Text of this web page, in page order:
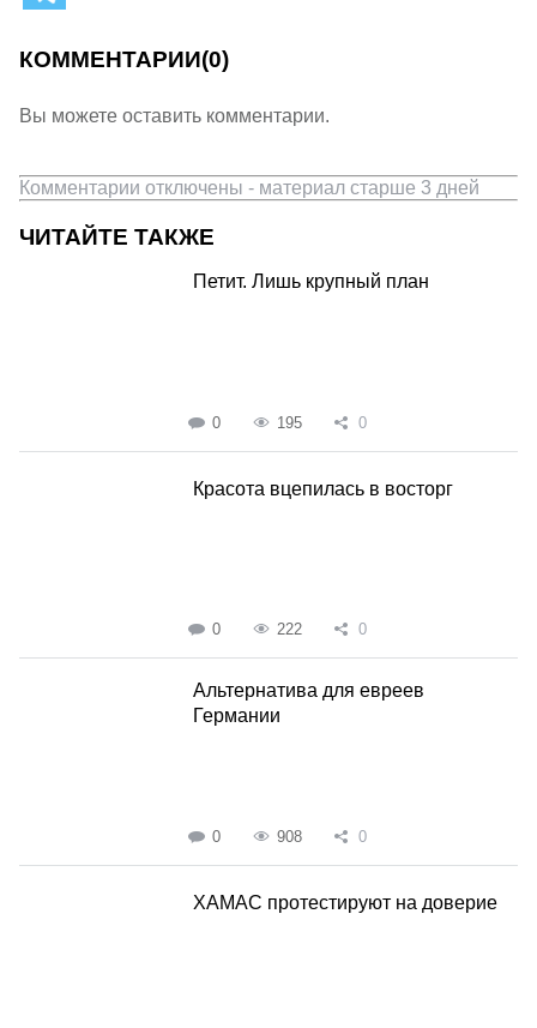
КОММЕНТАРИИ(0)
Вы можете оставить комментарии.
Комментарии отключены - материал старше 3 дней
ЧИТАЙТЕ ТАКЖЕ
Петит. Лишь крупный план
0 195 0
Красота вцепилась в восторг
0 222 0
Альтернатива для евреев
Германии
0 908 0
ХАМАС протестируют на доверие